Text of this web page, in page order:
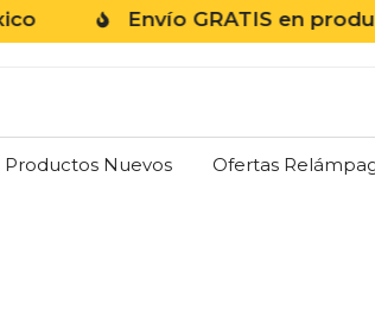
Envío GRATIS en
Productos Nuevos Ofertas